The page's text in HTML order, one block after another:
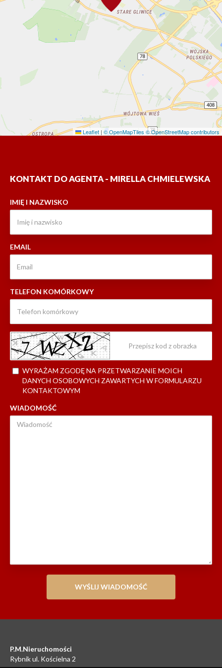
Leaflet | © OpenMapTiles © OpenStreetMap contributors
KONTAKT DO AGENTA - MIRELLA CHMIELEWSKA
IMIĘ I NAZWISKO
EMAIL
TELEFON KOMÓRKOWY
WYRAŻAM ZGODĘ NA PRZETWARZANIE MOICH
DANYCH OSOBOWYCH ZAWARTYCH W FORMULARZU
KONTAKTOWYM
WIADOMOŚĆ
P.M.Nieruchomości
Rybnik ul. Kościelna 2